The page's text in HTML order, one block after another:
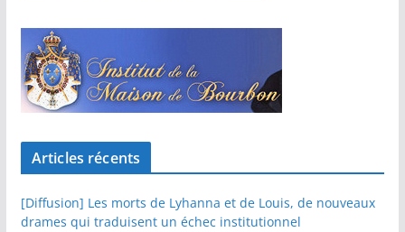
Articles récents
[Diffusion] Les morts de Lyhanna et de Louis, de nouveaux
drames qui traduisent un échec institutionnel